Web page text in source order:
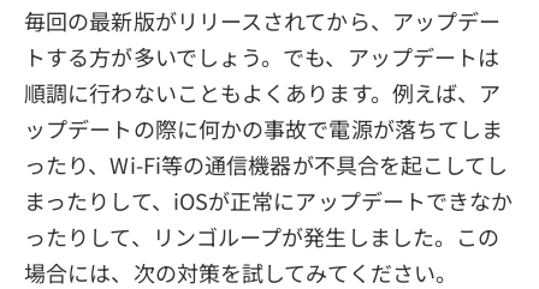
毎回の最新版がリリースされてから、アップデー
トする方が多いでしょう。でも、アップデートは
順調に行わないこともよくあります。例えば、ア
ップデートの際に何かの事故で電源が落ちてしま
ったり、Wi-Fi等の通信機器が不具合を起こしてし
まったりして、iOSが正常にアップデートできなか
ったりして、リンゴループが発生しました。この
場合には、次の対策を試してみてください。